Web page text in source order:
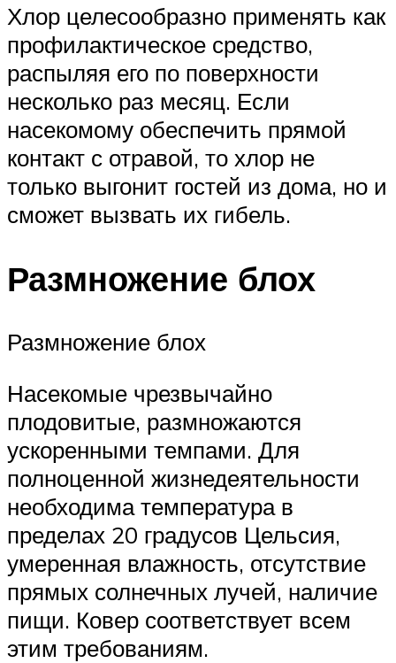
Хлор целесообразно применять как
профилактическое средство,
распыляя его по поверхности
несколько раз месяц. Если
насекомому обеспечить прямой
контакт с отравой, то хлор не
только выгонит гостей из дома, но и
сможет вызвать их гибель.
Размножение блох
Размножение блох
Насекомые чрезвычайно
плодовитые, размножаются
ускоренными темпами. Для
полноценной жизнедеятельности
необходима температура в
пределах 20 градусов Цельсия,
умеренная влажность, отсутствие
прямых солнечных лучей, наличие
пищи. Ковер соответствует всем
этим требованиям.